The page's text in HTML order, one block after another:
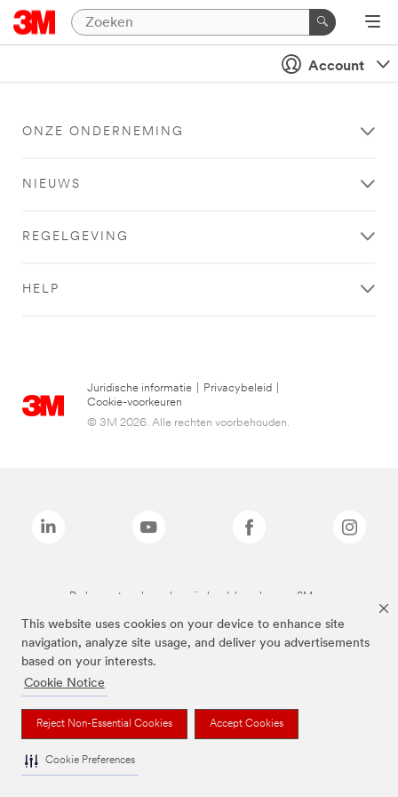
This website uses cookies on your device to enhance site
navigation, analyze site usage, and deliver you advertisements
based on your interests.
Cookie Notice
Reject Non-Essential Cookies Accept Cookies
Cookie Preferences
Account
ONZE ONDERNEMING
NIEUWS
REGELGEVING
HELP
Juridische informatie Privacybeleid
Cookie-voorkeuren
© 3M 2026. Alle rechten voorbehouden.
De bovenstaande merken zijn handelsmerken van 3M.we